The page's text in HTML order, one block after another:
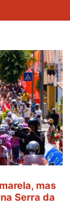
mas
Serra da